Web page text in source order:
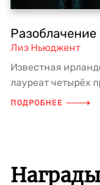
Лиз Ньюджент
Известная
лауреат четырёх
ПОДРОБНЕЕ
Награды